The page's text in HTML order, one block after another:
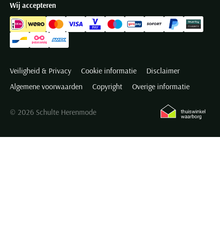
Wij accepteren
Veiligheid & Privacy Cookie informatie
Disclaimer
Algemene voorwaarden
Copyright Overige informatie
© 2026 Schulte Herenmode